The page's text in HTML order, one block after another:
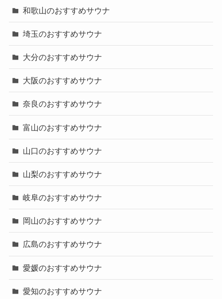
和歌山のおすすめサウナ
埼玉のおすすめサウナ
大分のおすすめサウナ
大阪のおすすめサウナ
奈良のおすすめサウナ
富山のおすすめサウナ
山口のおすすめサウナ
山梨のおすすめサウナ
岐阜のおすすめサウナ
岡山のおすすめサウナ
広島のおすすめサウナ
愛媛のおすすめサウナ
愛知のおすすめサウナ